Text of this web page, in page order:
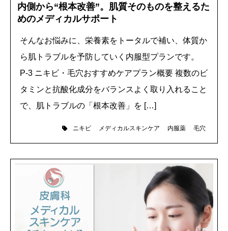
内側から“根本改善”。肌質そのものを整えるた
めのメディカルサポート
そんなお悩みに、栄養素をトータルで補い、体質か
ら肌トラブルを予防していく内服型プランです。
P-3 ニキビ・毛穴おすすめケアプラン概要 複数のビ
タミンと抗酸化成分をバランスよく取り入れること
で、肌トラブルの「根本改善」を […]
ニキビ メディカルスキンケア 内服薬 毛穴